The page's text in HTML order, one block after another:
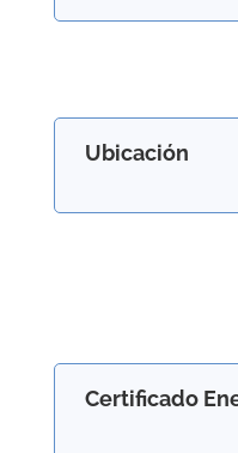
Ubicación
Certificado